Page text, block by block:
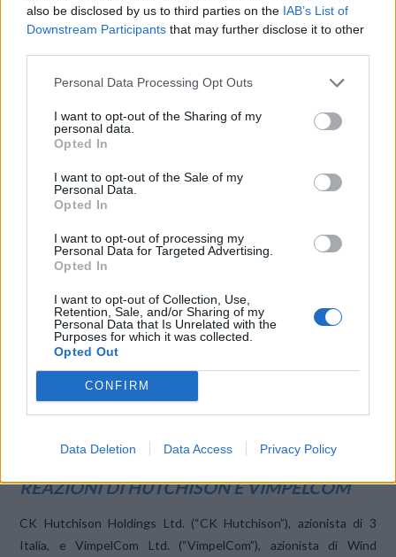
also be disclosed by us to third parties on the IAB’s List of
Downstream Participants that may further disclose it to other
Personal Data Processing Opt Outs
I want to opt-out of the Sharing of my
personal data.
Opted In
I want to opt-out of the Sale of my
Personal Data.
Opted In
I want to opt-out of processing my
Personal Data for Targeted Advertising.
Opted In
I want to opt-out of Collection, Use,
Retention, Sale, and/or Sharing of my
Personal Data that Is Unrelated with the
Purposes for which it was collected.
Opted Out
CONFIRM
Data Deletion Data Access Privacy Policy
COSA ACCADRÀ CON LA FUSIONE TRA
WIND E 3? LE PRIME RISPOSTE PER I
CLIENTI
Non mancano le domande “a caldo” dei clienti 3 e Wind dopo
l‘approvazione della fusione da parte dell’UE. In casa Wind,
informano dalla rete vendita, ci sono le prime risposte per i clienti
curiosi di sapere cosa fare con una …
REAZIONI DI HUTCHISON E VIMPELCOM
CK Hutchison Holdings Ltd. (“CK Hutchison”), azionista di 3
Italia, e VimpelCom Ltd. (“VimpelCom”), azionista di Wind